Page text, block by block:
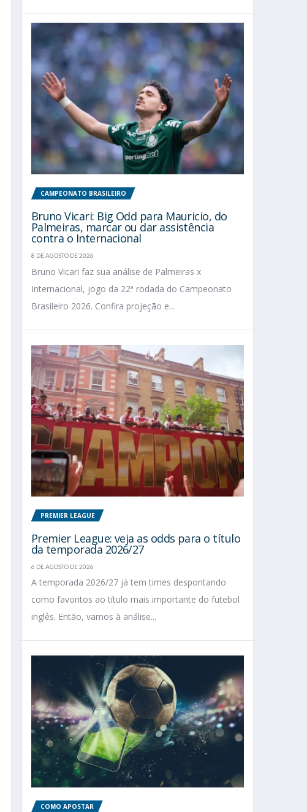
CAMPEONATO BRASILEIRO
Bruno Vicari: Big Odd para Mauricio, do
Palmeiras, marcar ou dar assistência
contra o Internacional
8 DE AGOSTO DE 2026
Bruno Vicari faz sua análise de Palmeiras x
Internacional, jogo da 22ª rodada do Campeonato
Brasileiro 2026. Confira projeção e...
PREMIER LEAGUE
Premier League: veja as odds para o título
da temporada 2026/27
6 DE AGOSTO DE 2026
A temporada 2026/27 já tem times despontando
como favoritos ao título mais importante do futebol
inglês. Então, vamos à análise...
COMO APOSTAR